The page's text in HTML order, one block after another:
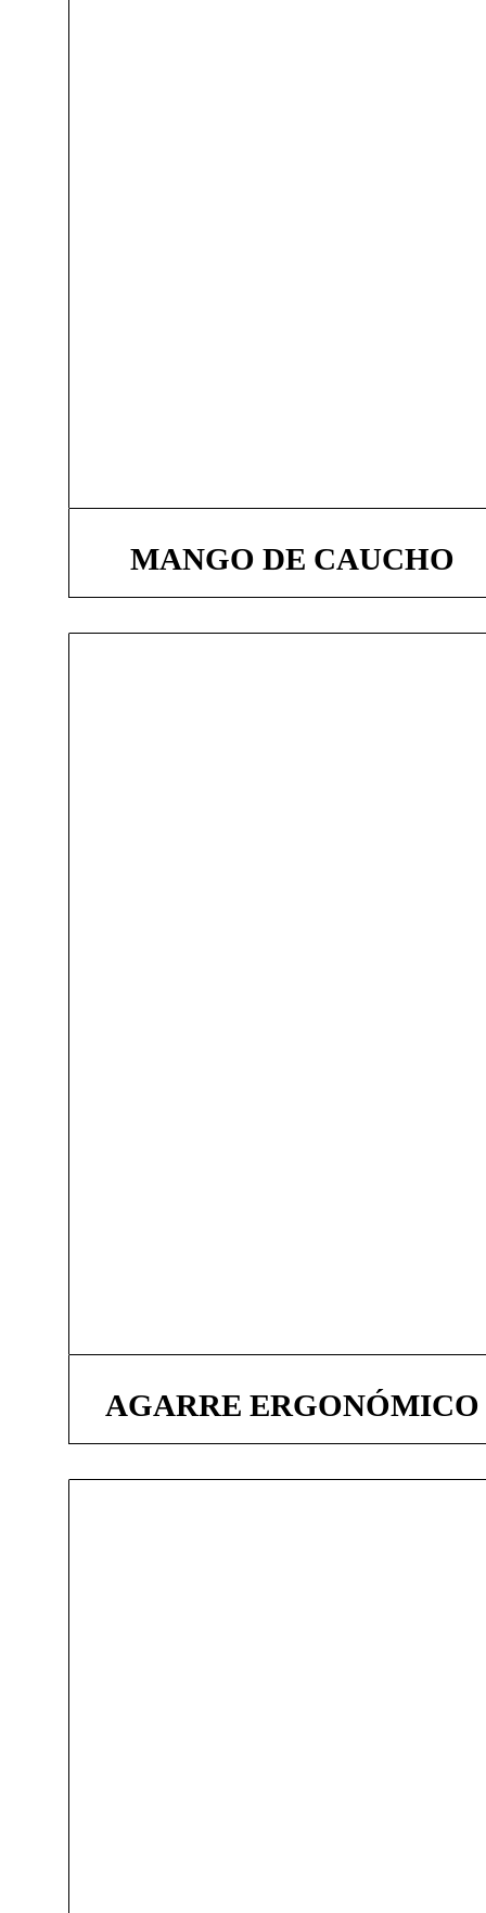
MANGO DE CAUCHO
AGARRE ERGONÓMICO